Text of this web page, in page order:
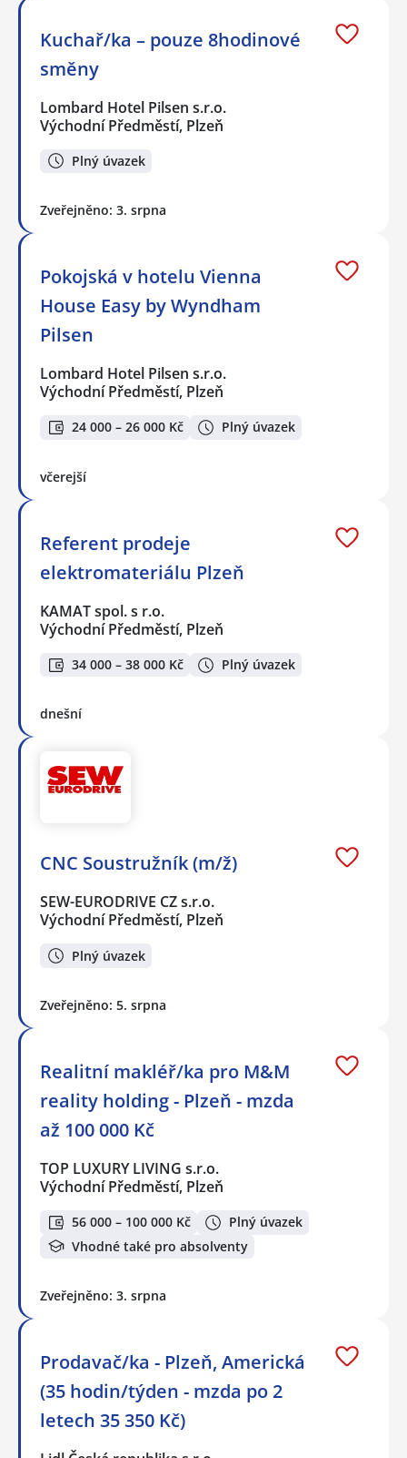
Kuchař/ka – pouze 8hodinové
směny
Lombard Hotel Pilsen s.r.o.
Východní Předměstí, Plzeň
Plný úvazek
Zveřejněno: 3. srpna
Pokojská v hotelu Vienna
House Easy by Wyndham
Pilsen
Lombard Hotel Pilsen s.r.o.
Východní Předměstí, Plzeň
24 000 – 26 000 Kč Plný úvazek
včerejší
Referent prodeje
elektromateriálu Plzeň
KAMAT spol. s r.o.
Východní Předměstí, Plzeň
34 000 – 38 000 Kč Plný úvazek
dnešní
CNC Soustružník (m/ž)
SEW-EURODRIVE CZ s.r.o.
Východní Předměstí, Plzeň
Plný úvazek
Zveřejněno: 5. srpna
Realitní makléř/ka pro M&M
reality holding - Plzeň - mzda
až 100 000 Kč
TOP LUXURY LIVING s.r.o.
Východní Předměstí, Plzeň
56 000 – 100 000 Kč
Plný úvazek
Vhodné také pro absolventy
Zveřejněno: 3. srpna
Prodavač/ka - Plzeň, Americká
(35 hodin/týden - mzda po 2
letech 35 350 Kč)